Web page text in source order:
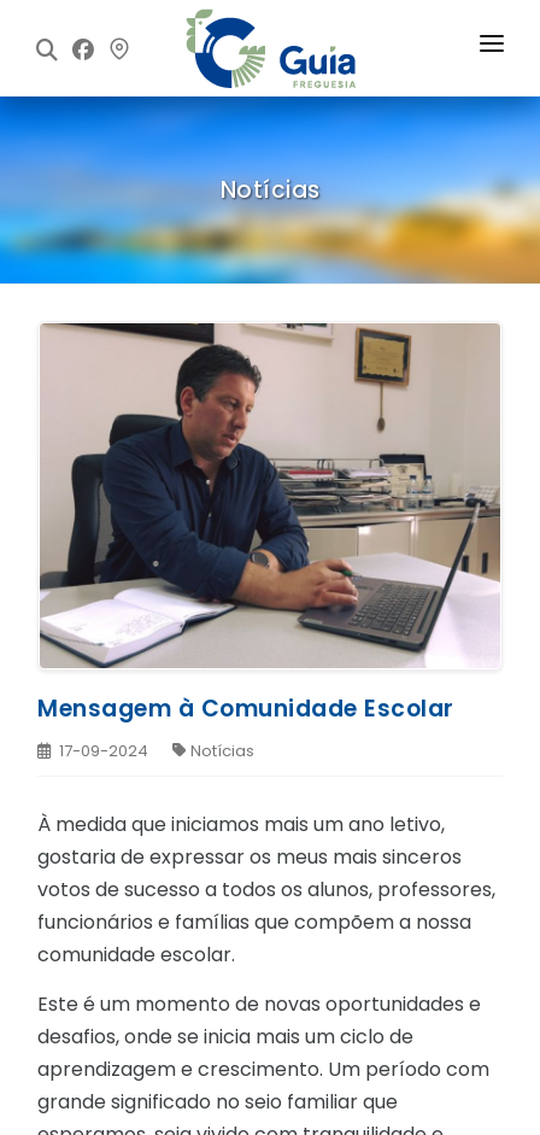
Início
Freguesia
Executivo
Assembleia
Informações
Notícias
Contactos
Notícias
Mensagem à Comunidade Escolar
17-09-2024 Notícias
À medida que iniciamos mais um ano letivo,
gostaria de expressar os meus mais sinceros
votos de sucesso a todos os alunos, professores,
funcionários e famílias que compõem a nossa
comunidade escolar.
Este é um momento de novas oportunidades e
desafios, onde se inicia mais um ciclo de
aprendizagem e crescimento. Um período com
grande significado no seio familiar que